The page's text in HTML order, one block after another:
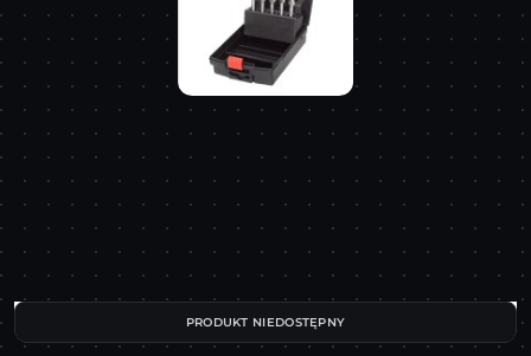
PRODUKT NIEDOSTĘPNY